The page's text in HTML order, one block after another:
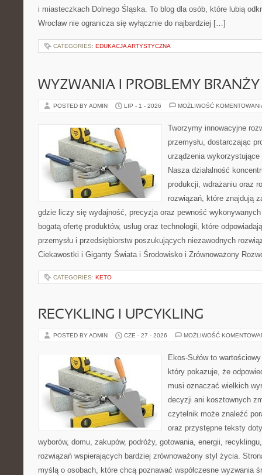
i miasteczkach Dolnego Śląska. To blog dla osób, które lubią
Wrocław nie ogranicza się wyłącznie do najbardziej […]
CATEGORIES: EDUKACJA ARTYSTYCZNA
WYZWANIA I PROBLEMY BRANŻY
POSTED BY ADMIN LIP - 1 - 2026 MOŻLIWOŚĆ
Tworzymy innowacyjne
przemysłu, dostarczając
urządzenia
Nasza działalność
produkcji, wdrażaniu oraz
rozwiązań, które znajdują
gdzie liczy się wydajność, precyzja oraz pewność
bogatą ofertę produktów, usług oraz technologii, które
przemysłu i przedsiębiorstw poszukujących niezawodnych
Ciekawostki i Giganty Świata i Środowisko i Zrównoważony
CATEGORIES: KETO
RECYKLING I UPCYKLING
POSTED BY ADMIN CZE - 27 - 2026 MOŻLIWOŚĆ
Ekos-Sułów to
który pokazuje, że
musi oznaczać wielkich
decyzji ani kosztownych
czytelnik może znaleźć
oraz przystępne teksty
wyborów, domu, zakupów, podróży, gotowania, energii,
rozwiązań wspierających bardziej zrównoważony styl życia.
myślą o osobach, które chcą poznawać współczesne wyzwania